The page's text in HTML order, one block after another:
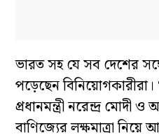
ভারত সহ যে সব দেশের
পড়েছেন
প্রধানমন্ত্রী নরেন্দ্র মোদী
বাণিজ্যের লক্ষমাত্রা